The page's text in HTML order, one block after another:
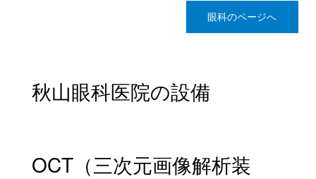
眼科のページへ
秋山眼科医院の設備
OCT（三次元画像解析装